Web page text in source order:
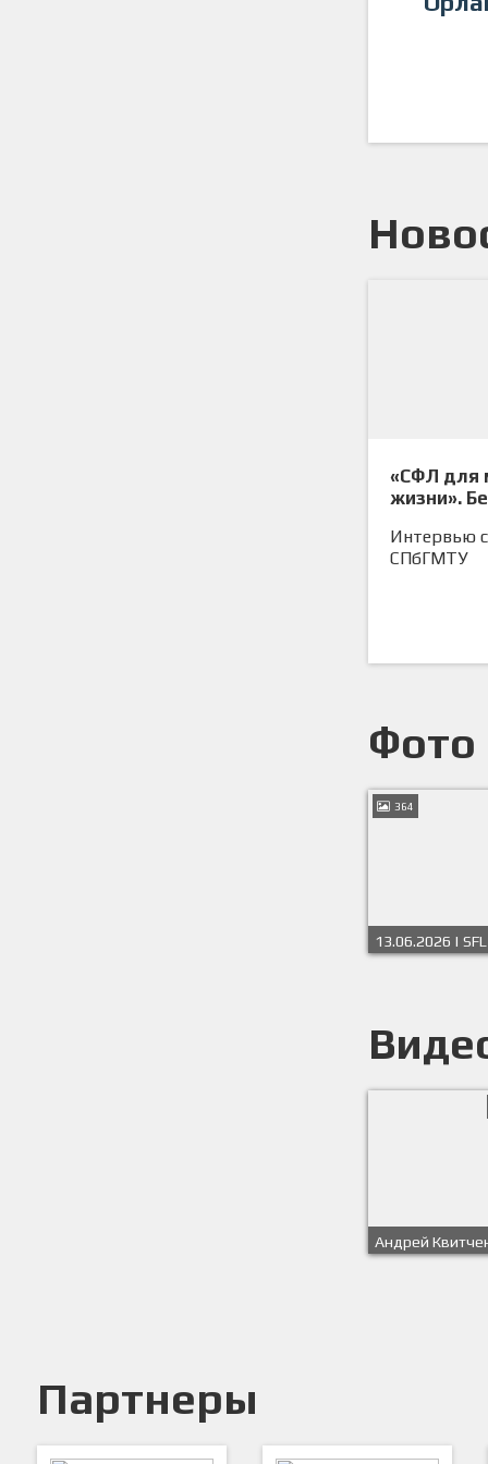
«СФЛ для
жизни».
Интервью
СПбГМТУ
Фото
364
13.06.2026 | SFL
Чемпионат
Андрей
Партнеры